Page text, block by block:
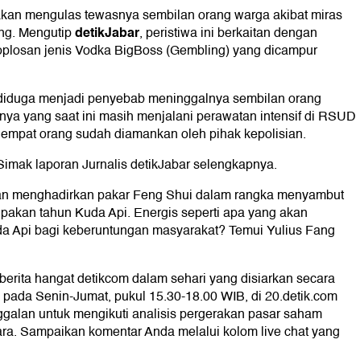
mengulas tewasnya sembilan orang warga akibat miras
MengutipdetikJabar, peristiwa ini berkaitan dengan
jenis Vodka BigBoss (Gembling) yang dicampur
menjadi penyebab meninggalnya sembilan orang
yang saat ini masih menjalani perawatan intensif di RSUD
orang sudah diamankan oleh pihak kepolisian.
laporan Jurnalis detikJabar selengkapnya.
menghadirkan pakar Feng Shui dalam rangka menyambut
tahun Kuda Api. Energis seperti apa yang akan
Api bagi keberuntungan masyarakat? Temui Yulius Fang
hangat detikcom dalam sehari yang disiarkan secara
Senin-Jumat, pukul 15.30-18.00 WIB, di 20.detik.com
untuk mengikuti analisis pergerakan pasar saham
Sampaikan komentar Anda melalui kolom live chat yang